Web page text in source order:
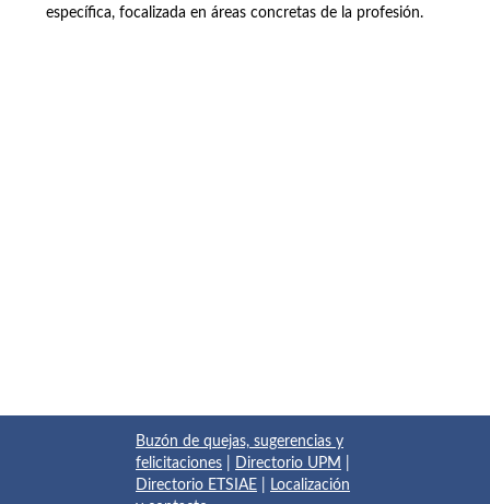
específica, focalizada en áreas concretas de la profesión.
Buzón de quejas, sugerencias y
felicitaciones
Directorio UPM
Directorio ETSIAE
Localización